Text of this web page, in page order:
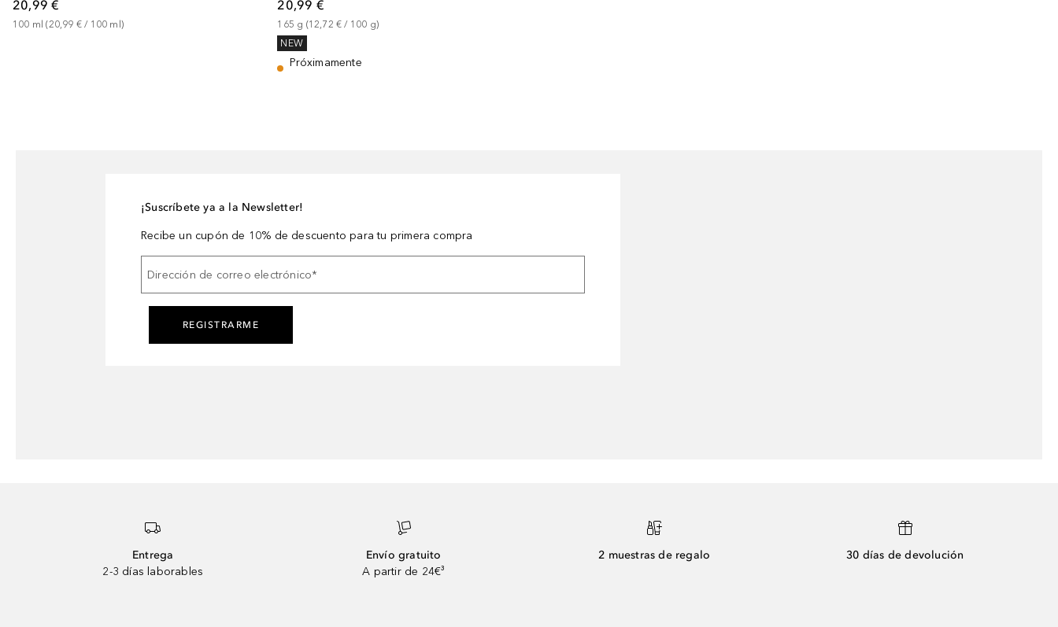
20,99 €
100 ml (20,99 € / 100 ml)
20,99 €
165 g (12,72 € / 100 g)
NEW
Próximamente
¡Suscríbete ya a la Newsletter!
Recibe un cupón de 10% de descuento para tu primera compra
Dirección de correo electrónico*
REGISTRARME
Entrega
2-3 días laborables
Envío gratuito
A partir de 24€³
2 muestras de regalo 30 días de devolución